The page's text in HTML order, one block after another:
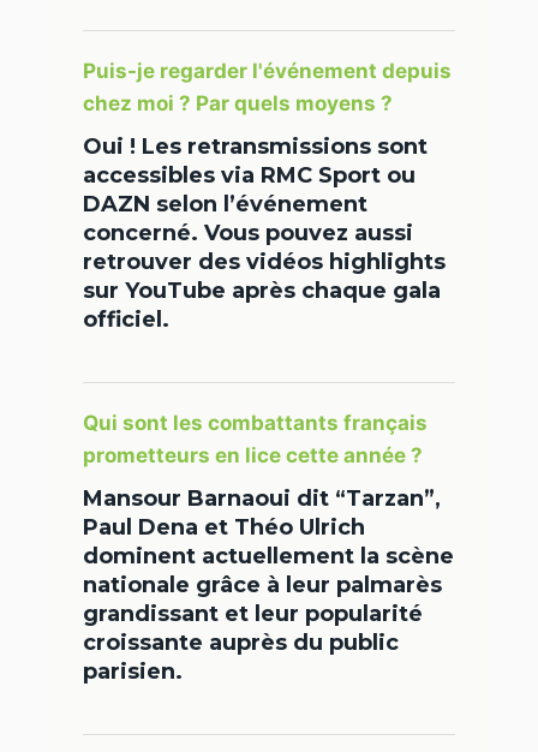
Puis-je regarder l'événement depuis
chez moi ? Par quels moyens ?
Oui ! Les retransmissions sont
accessibles via RMC Sport ou
DAZN selon l’événement
concerné. Vous pouvez aussi
retrouver des vidéos highlights
sur YouTube après chaque gala
officiel.
Qui sont les combattants français
prometteurs en lice cette année ?
Mansour Barnaoui dit “Tarzan”,
Paul Dena et Théo Ulrich
dominent actuellement la scène
nationale grâce à leur palmarès
grandissant et leur popularité
croissante auprès du public
parisien.